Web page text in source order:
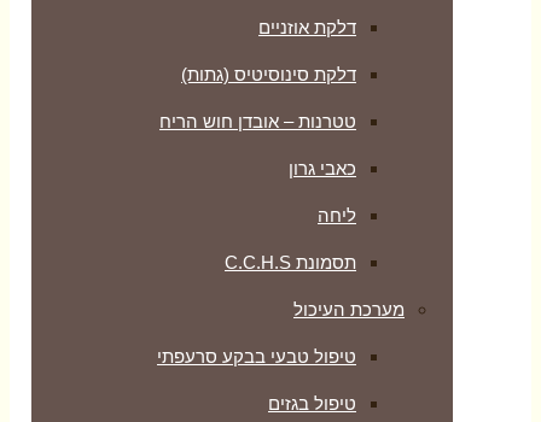
דלקת אוזניים
דלקת סינוסיטיס (גתות)
טטרנות – אובדן חוש הריח
כאבי גרון
ליחה
תסמונת C.C.H.S
מערכת העיכול
טיפול טבעי בבקע סרעפתי
טיפול בגזים